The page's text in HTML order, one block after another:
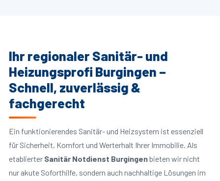
Ihr regionaler Sanitär- und
Heizungsprofi Burgingen –
Schnell, zuverlässig &
fachgerecht
Ein funktionierendes Sanitär- und Heizsystem ist essenziell
für Sicherheit, Komfort und Werterhalt Ihrer Immobilie. Als
etablierter Sanitär Notdienst Burgingenbieten wir nicht
nur akute Soforthilfe, sondern auch nachhaltige Lösungen im